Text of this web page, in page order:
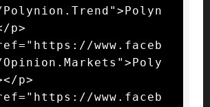
Polynion.Trend">Polyn
p>
www.faceb
Opinion.Markets">Poly
p>
www.faceb